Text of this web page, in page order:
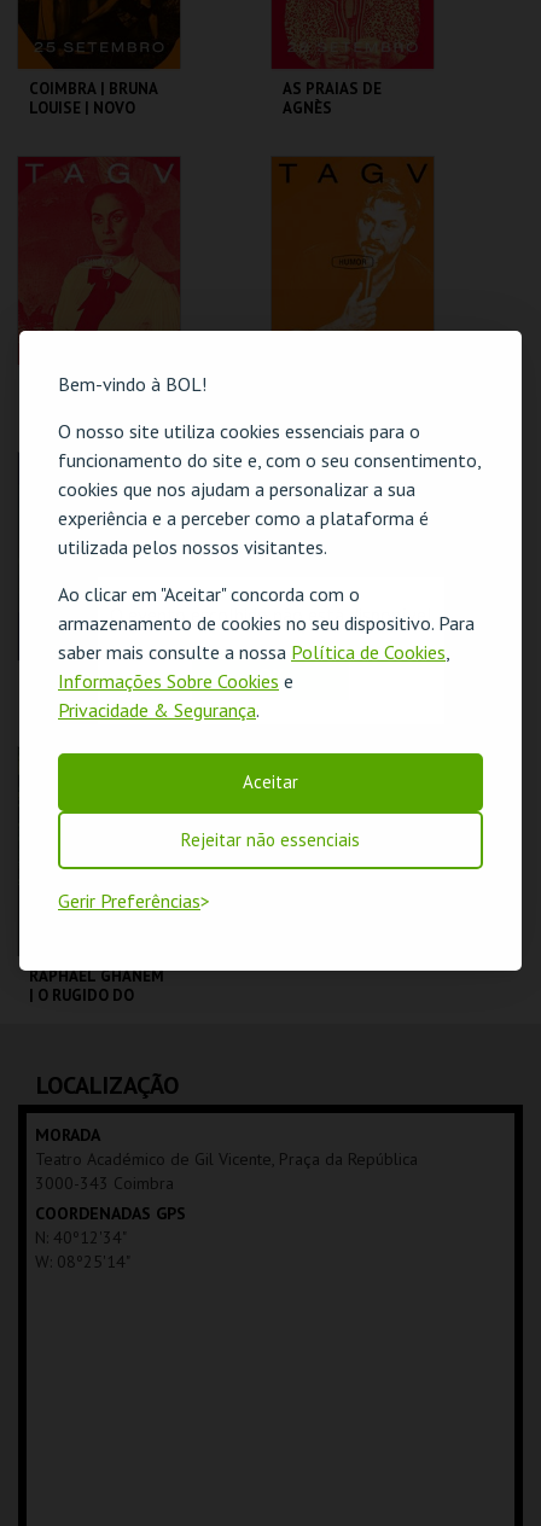
Bem-vindo à BOL!
O nosso site utiliza cookies essenciais para o
funcionamento do site e, com o seu consentimento,
cookies que nos ajudam a personalizar a sua
experiência e a perceber como a plataforma é
utilizada pelos nossos visitantes.
Ao clicar em "Aceitar" concorda com o
armazenamento de cookies no seu dispositivo. Para
saber mais consulte a nossa Política de Cookies,
Informações Sobre Cookies e
Privacidade & Segurança.
Aceitar
Rejeitar não essenciais
Gerir Preferências
COIMBRA | BRUNA
LOUISE | NOVO
TAGV
COMPRAR
AS PRAIAS DE
AGNÈS
TAGV
MAIS INFO
COMPRAR
SENTIMENTO
TAGV
MAIS INFO
COMPRAR
ENTRE NÓS
TAGV
COMPRAR
DIOGO BATÁGUAS |
OPTIMISTA
CÉPTICO
TAGV
COIMBRA |
TAGV
MAIS INFO
RAPHAEL GHANEM
| O RUGIDO DO
MAIS INFO
COMPRAR
LOCALIZAÇÃO
MORADA
Teatro Académico de Gil Vicente, Praça da República
3000-343 Coimbra
COORDENADAS GPS
N: 40º12'34"
W: 08º25'14"
O evento escolhido não está disponível
OK